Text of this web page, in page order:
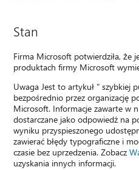
Stan
Firma Microsoft potwierdziła, że
produktach firmy Microsoft
Uwaga Jest to artykuł " szybkiej
bezpośrednio przez organizację
Microsoft. Informacje zawarte w
dostarczane jako odpowiedź na
wyniku przyspieszonego
zawierać błędy typograficzne i
czasie bez uprzedzenia. Zobacz
uzyskania innych informacji.